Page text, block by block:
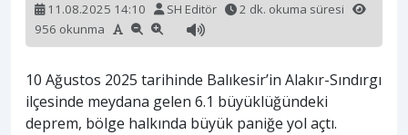
11.08.2025 14:10 SH Editör
2 dk. okuma süresi
956 okunma
10 Ağustos 2025 tarihinde Balıkesir’in Alakır-Sındırgı
ilçesinde meydana gelen 6.1 büyüklüğündeki
deprem, bölge halkında büyük paniğe yol açtı.